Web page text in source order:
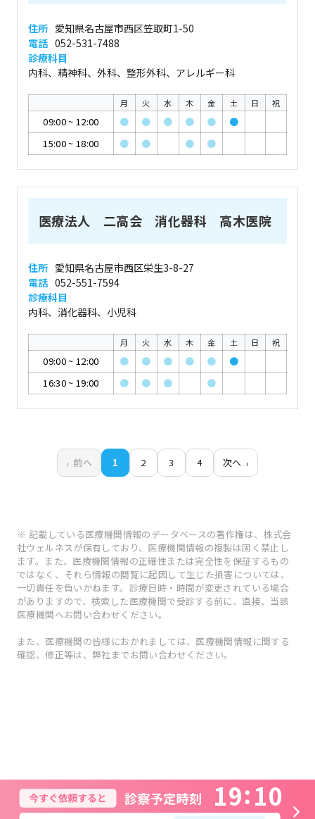
住所 愛知県名古屋市西区笠取町1-50
電話 052-531-7488
診療科目
内科、精神科、外科、整形外科、アレルギー科
月 火 水 木 金 土 日 祝
09:00~ 12:00 ● ● ● ● ●
●
15:00~ 18:00 ● ● ● ●
医療法人 二高会 消化器科 高木医院
住所 愛知県名古屋市西区栄生3-8-27
電話 052-551-7594
診療科目
内科、消化器科、小児科
月 火 水 木 金 土 日 祝
09:00~ 12:00 ● ● ● ● ●
●
16:30~ 19:00 ● ● ● ●
前へ 1 2 3 4 次へ
※ 記載している医療機関情報のデータベースの著作権は、株式会
社ウェルネスが保有しており、医療機関情報の複製は固く禁止し
ます。また、医療機関情報の正確性または完全性を保証するもの
ではなく、それら情報の閲覧に起因して生じた損害については、
一切責任を負いかねます。診療日時・時間が変更されている場合
がありますので、検索した医療機関で受診する前に、直接、当該
医療機関へお問い合わせください。
また、医療機関の皆様におかれましては、医療機関情報に関する
確認、修正等は、弊社までお問い合わせください。
19 10